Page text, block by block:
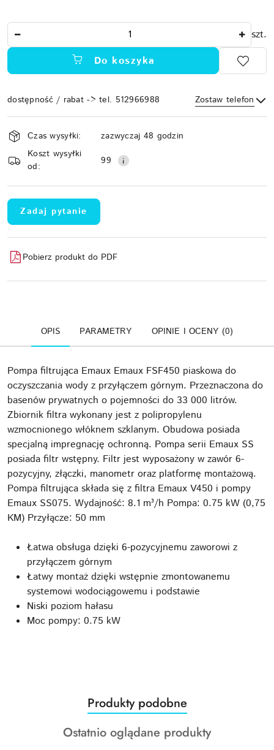
szt.
Do koszyka
dostępność / rabat -> tel. 512966988 Zostaw telefon
Wyślij
Dostępność
i
dostawa
Czas wysyłki:
zazwyczaj 48 godzin
Koszt wysyłki
od:
99
Zadaj pytanie
Pobierz produkt do PDF
OPIS PARAMETRY OPINIE I OCENY (0)
Pompa filtrująca Emaux Emaux FSF450 piaskowa do
oczyszczania wody z przyłączem górnym. Przeznaczona do
basenów prywatnych o pojemności do 33 000 litrów.
Zbiornik filtra wykonany jest z polipropylenu
wzmocnionego włóknem szklanym. Obudowa posiada
specjalną impregnację ochronną. Pompa serii Emaux SS
posiada filtr wstępny. Filtr jest wyposażony w zawór 6-
pozycyjny, złączki, manometr oraz platformę montażową.
Pompa filtrująca składa się z filtra Emaux V450 i pompy
Emaux SS075. Wydajność: 8.1 m³/h Pompa: 0.75 kW (0,75
KM) Przyłącze: 50 mm
Łatwa obsługa dzięki 6-pozycyjnemu zaworowi z
przyłączem górnym
Łatwy montaż dzięki wstępnie zmontowanemu
systemowi wodociągowemu i podstawie
Niski poziom hałasu
Moc pompy: 0.75 kW
Pomiń karuzelę produktów
Produkty
o
statusie:
Produkty podobne
Produkty
Ostatnio oglądane produkty